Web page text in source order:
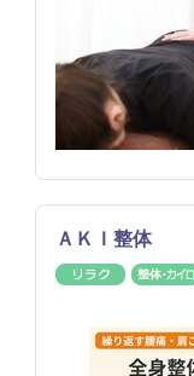
ＡＫＩ整体
リラク